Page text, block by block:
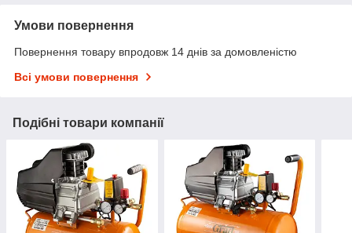
Умови повернення
Повернення товару впродовж 14 днів за домовленістю
Всі умови повернення
Подібні товари компанії